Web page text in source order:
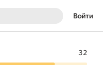
Войти
32